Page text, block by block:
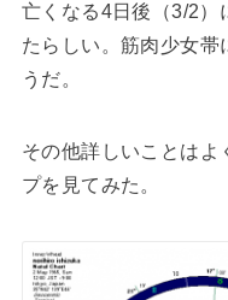
亡くなる4日後（3/2）
たらしい。筋肉少女帯
うだ。
その他詳しいことはよ
プを見てみた。